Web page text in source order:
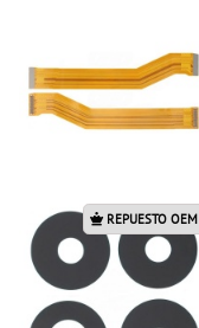
REPUESTO OEM